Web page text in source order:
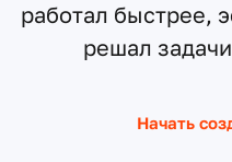
работал быстрее,
решал
Начать